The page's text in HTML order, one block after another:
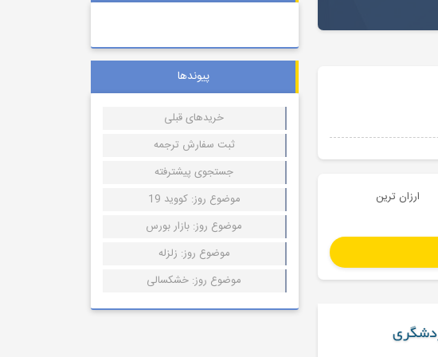
ارزان ترین
پیوندها
خریدهای قبلی
ثبت سفارش ترجمه
جستجوی پیشترفته
موضوع روز: کووید 19
موضوع روز: بازار بورس
موضوع روز: زلزله
موضوع روز: خشکسالی